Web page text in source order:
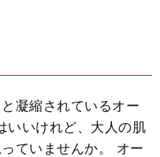
凝縮されているオー
いいけれど、大人の肌
ていませんか。 オー